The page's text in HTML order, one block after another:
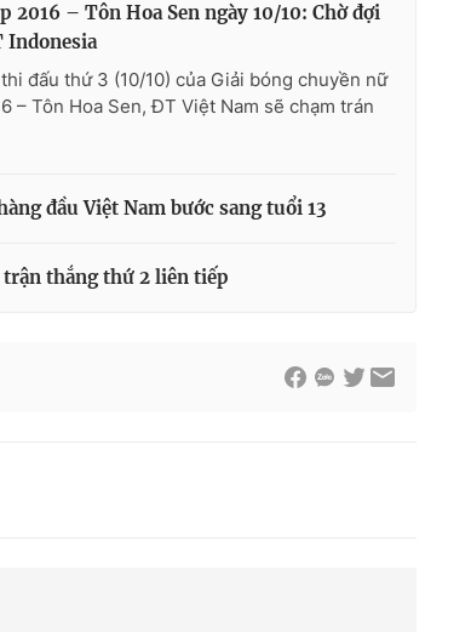
2016 – Tôn Hoa Sen ngày 10/10: Chờ đợi
Indonesia
đấu thứ 3 (10/10) của Giải bóng chuyền nữ
– Tôn Hoa Sen, ĐT Việt Nam sẽ chạm trán
đầu Việt Nam bước sang tuổi 13
trận thắng thứ 2 liên tiếp